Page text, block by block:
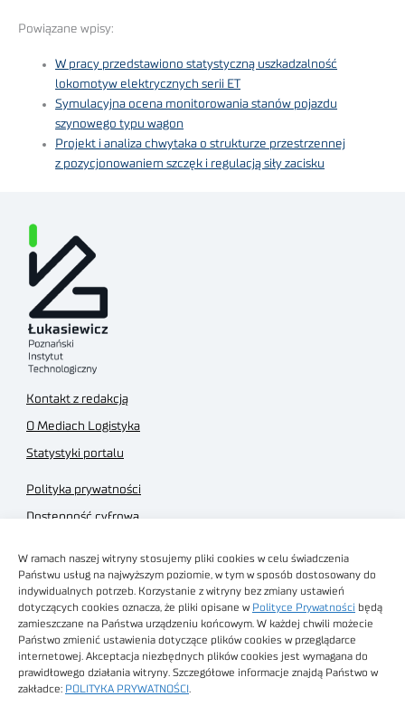
W ramach naszej witryny stosujemy pliki cookies w celu świadczenia
Państwu usług na najwyższym poziomie, w tym w sposób dostosowany do
indywidualnych potrzeb. Korzystanie z witryny bez zmiany ustawień
dotyczących cookies oznacza, że pliki opisane w Polityce Prywatności będą
zamieszczane na Państwa urządzeniu końcowym. W każdej chwili możecie
Państwo zmienić ustawienia dotyczące plików cookies w przeglądarce
internetowej. Akceptacja niezbędnych plików cookies jest wymagana do
prawidłowego działania witryny. Szczegółowe informacje znajdą Państwo w
zakładce: POLITYKA PRYWATNOŚCI
Powiązane wpisy:
W pracy przedstawiono statystyczną uszkadzalność
lokomotyw elektrycznych serii ET
Symulacyjna ocena monitorowania stanów pojazdu
szynowego typu wagon
Projekt i analiza chwytaka o strukturze przestrzennej
z pozycjonowaniem szczęk i regulacją siły zacisku
Kontakt z redakcją
O Mediach Logistyka
Statystyki portalu
Polityka prywatności
Dostępność cyfrowa
Regulamin sklepu
Obrazy stockowe
autorstwa